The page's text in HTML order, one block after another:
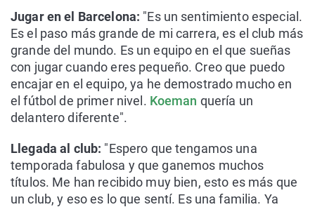
Jugar en el Barcelona: "Es un sentimiento especial.
Es el paso más grande de mi carrera, es el club más
grande del mundo. Es un equipo en el que sueñas
con jugar cuando eres pequeño. Creo que puedo
encajar en el equipo, ya he demostrado mucho en
el fútbol de primer nivel. Koeman quería un
delantero diferente".
Llegada al club: "Espero que tengamos una
temporada fabulosa y que ganemos muchos
títulos. Me han recibido muy bien, esto es más que
un club, y eso es lo que sentí. Es una familia. Ya